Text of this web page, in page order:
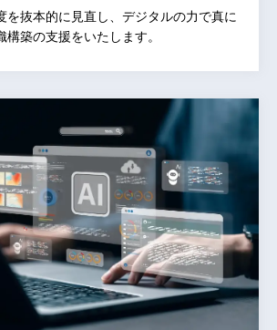
を抜本的に見直し、デジタルの力で真に
構築の支援をいたします。